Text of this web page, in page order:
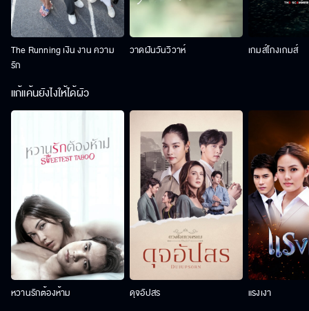
The Running เงิน งาน ความ
รัก
วาดฝันวันวิวาห์ เกมส์โกงเกมส์
แก้แค้นยังไงให้ได้ผัว
หวานรักต้องห้าม ดุจอัปสร แรงเงา